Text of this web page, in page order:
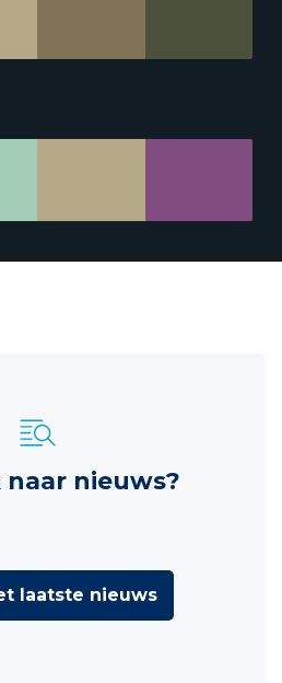
naar nieuws?
laatste nieuws